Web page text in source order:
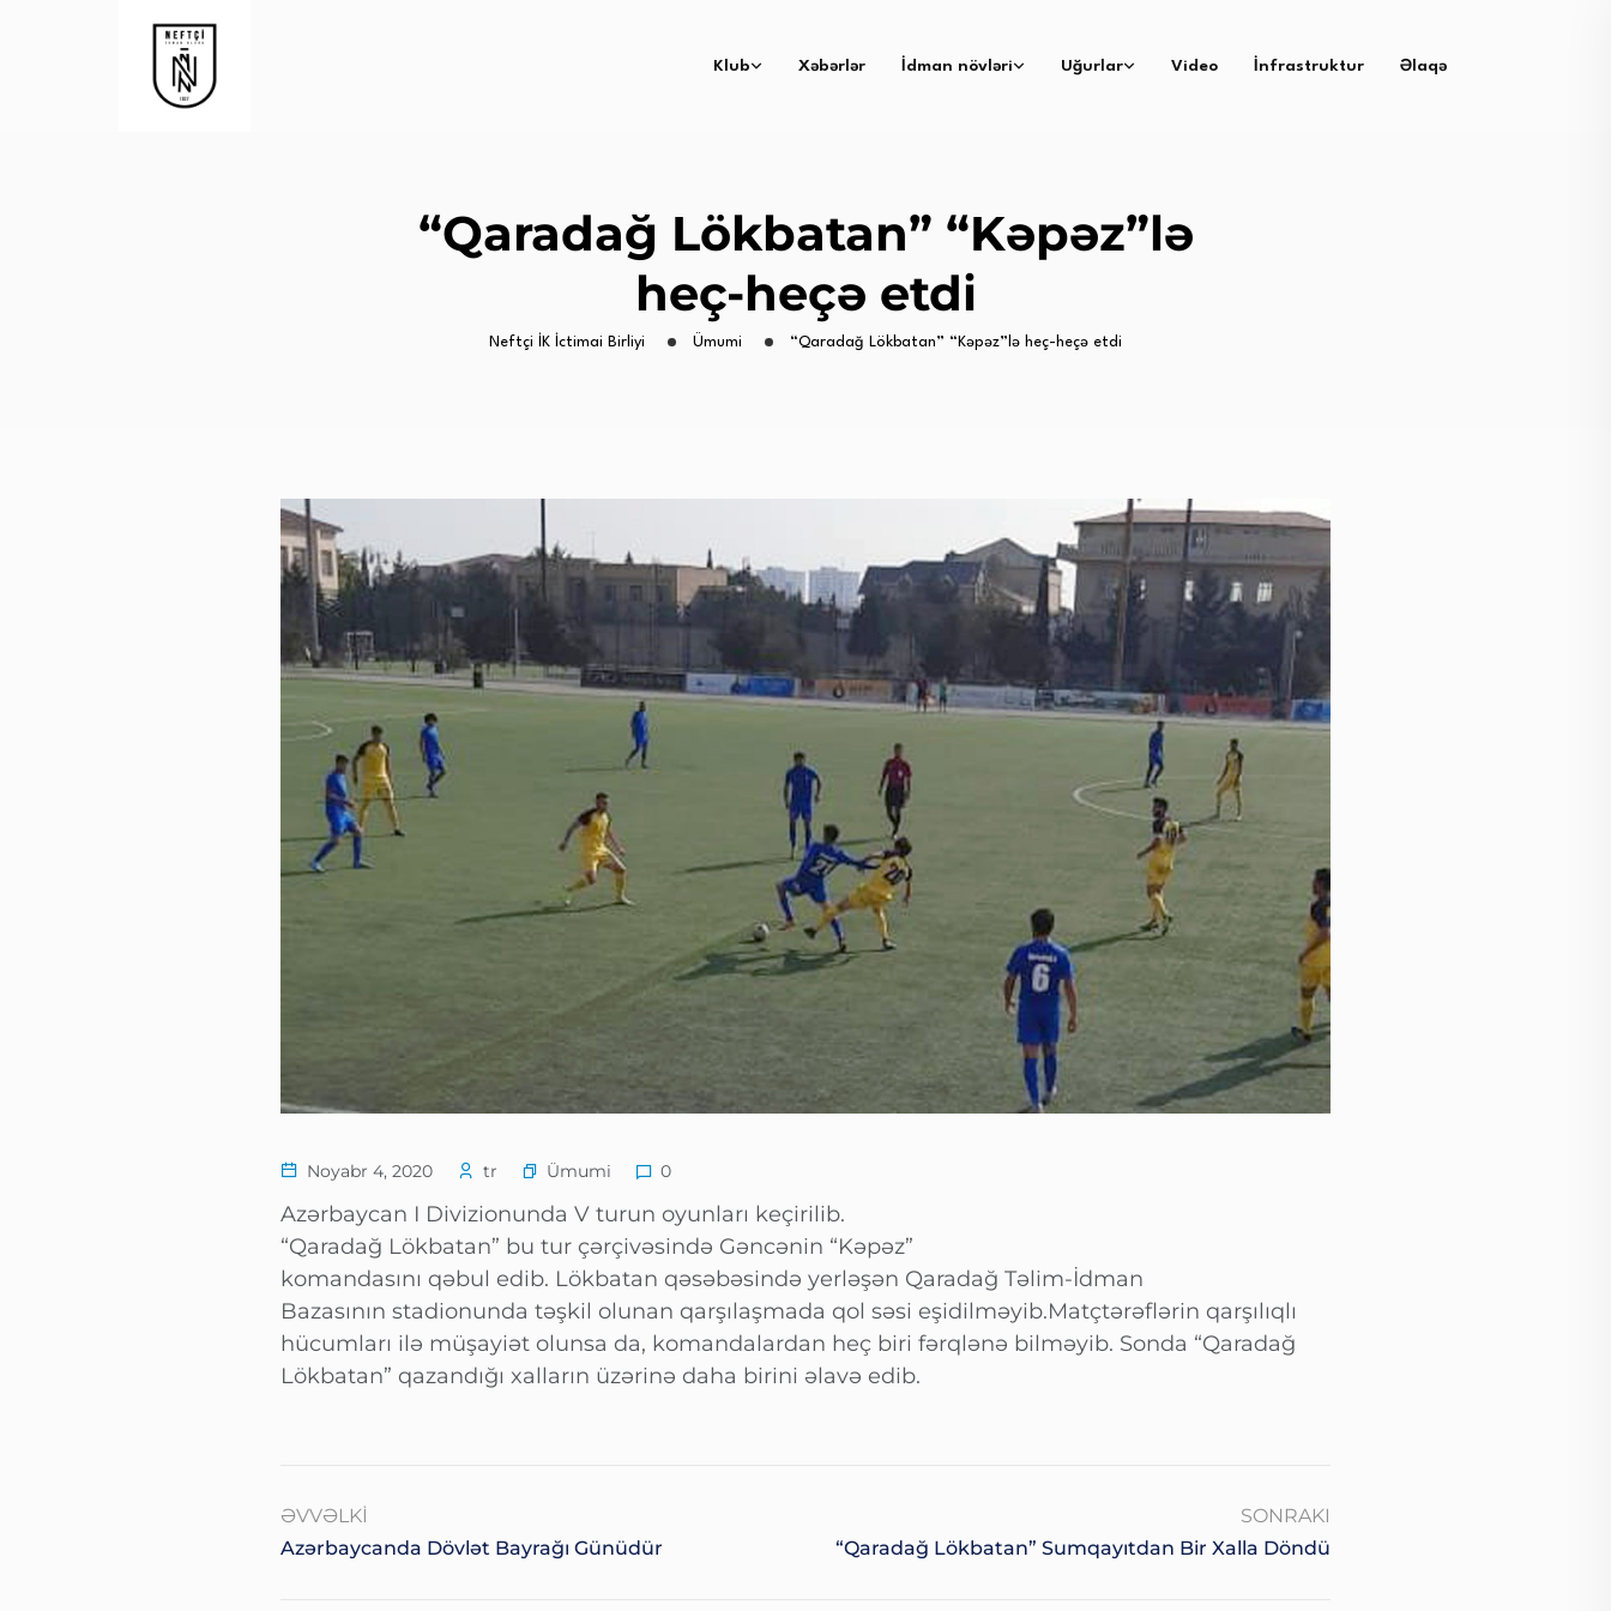
Klub Xəbərlər İdman növləri Uğurlar Video İnfrastruktur Əlaqə
“Qaradağ Lökbatan” “Kəpəz”lə
heç-heçə etdi
Neftçi İK İctimai Birliyi Ümumi “Qaradağ Lökbatan” “Kəpəz”lə heç-heçə etdi
Noyabr 4, 2020 tr Ümumi 0
Azərbaycan I Divizionunda V turun oyunları keçirilib.
“Qaradağ Lökbatan” bu tur çərçivəsində Gəncənin “Kəpəz”
komandasını qəbul edib. Lökbatan qəsəbəsində yerləşən Qaradağ Təlim-İdman
Bazasının stadionunda təşkil olunan qarşılaşmada qol səsi eşidilməyib.Matçtərəflərin qarşılıqlı
hücumları ilə müşayiət olunsa da, komandalardan heç biri fərqlənə bilməyib. Sonda “Qaradağ
Lökbatan” qazandığı xalların üzərinə daha birini əlavə edib.
ƏVVƏLKI
Azərbaycanda Dövlət Bayrağı Günüdür
SONRAKI
“Qaradağ Lökbatan” Sumqayıtdan Bir Xalla Döndü